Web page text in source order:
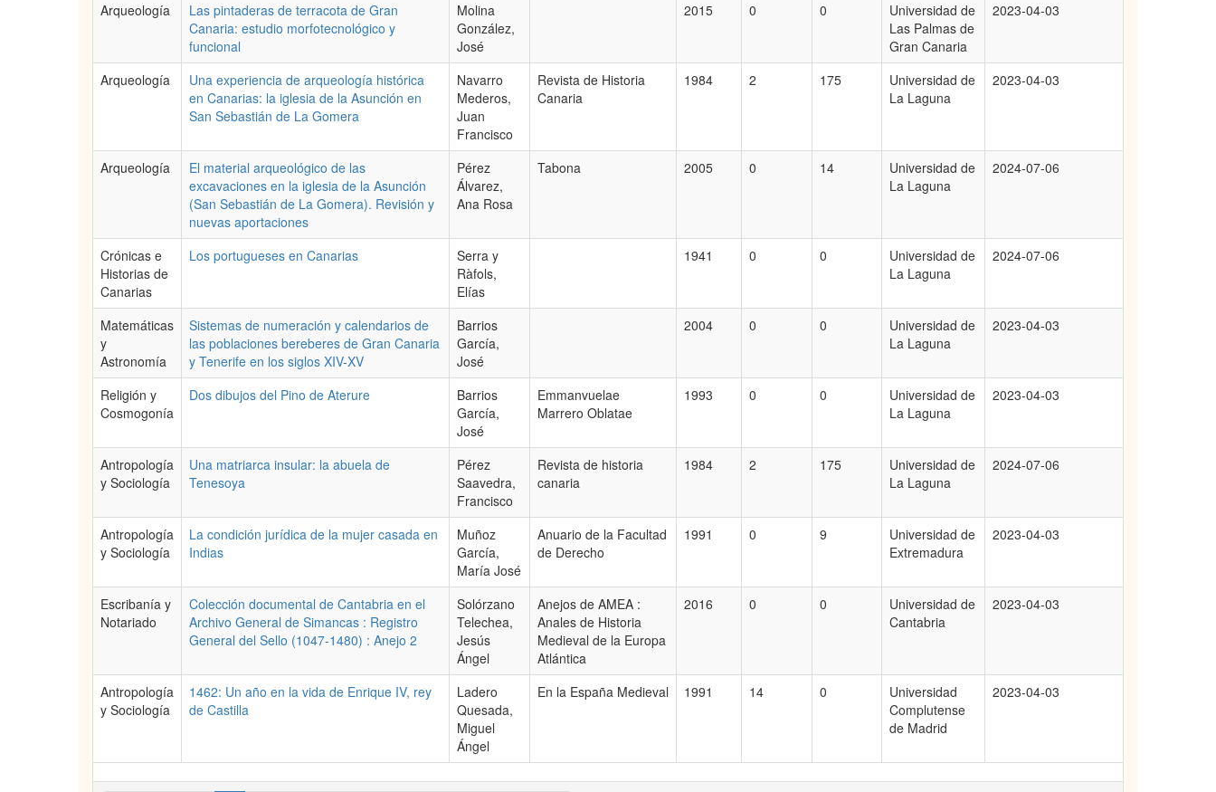
Arqueología
Las pintaderas de terracota de Gran
Canaria: estudio morfotecnológico y
funcional
Molina
González,
José
2015 0 0
Universidad de
Las Palmas de
Gran Canaria
2023-04-03
Arqueología
Una experiencia de arqueología histórica
en Canarias: la iglesia de la Asunción en
San Sebastián de La Gomera
Navarro
Mederos,
Juan
Francisco
Revista de Historia
Canaria
1984 2 175
Universidad de
La Laguna
2023-04-03
Arqueología
El material arqueológico de las
excavaciones en la iglesia de la Asunción
(San Sebastián de La Gomera). Revisión y
nuevas aportaciones
Pérez
Álvarez,
Ana Rosa
Tabona 2005 0 14
Universidad de
La Laguna
2024-07-06
Crónicas e
Historias de
Canarias
Los portugueses en Canarias
Serra y
Ràfols,
Elías
1941 0 0
Universidad de
La Laguna
2024-07-06
Matemáticas
y
Astronomía
Sistemas de numeración y calendarios de
las poblaciones bereberes de Gran Canaria
y Tenerife en los siglos XIV-XV
Barrios
García,
José
2004 0 0
Universidad de
La Laguna
2023-04-03
Religión y
Cosmogonía
Dos dibujos del Pino de Aterure
Barrios
García,
José
Emmanvuelae
Marrero Oblatae
1993 0 0
Universidad de
La Laguna
2023-04-03
Antropología
y Sociología
Una matriarca insular: la abuela de
Tenesoya
Pérez
Saavedra,
Francisco
Revista de historia
canaria
1984 2 175
Universidad de
La Laguna
2024-07-06
Antropología
y Sociología
La condición jurídica de la mujer casada en
Indias
Muñoz
García,
María José
Anuario de la Facultad
de Derecho
1991 0 9
Universidad de
Extremadura
2023-04-03
Escribanía y
Notariado
Colección documental de Cantabria en el
Archivo General de Simancas : Registro
General del Sello (1047-1480) : Anejo 2
Solórzano
Telechea,
Jesús
Ángel
Anejos de AMEA :
Anales de Historia
Medieval de la Europa
Atlántica
2016 0 0
Universidad de
Cantabria
2023-04-03
Antropología
y Sociología
1462: Un año en la vida de Enrique IV, rey
de Castilla
Ladero
Quesada,
Miguel
Ángel
En la España Medieval 1991 14 0
Universidad
Complutense
de Madrid
2023-04-03